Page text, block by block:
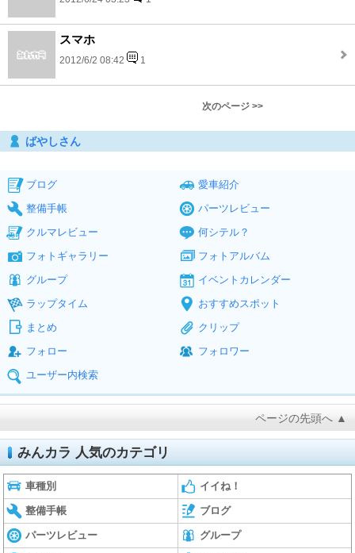
スマホ
2012/6/2 08:42 1
次のページ >>
ばやしさん
ブログ
愛車紹介
整備手帳
パーツレビュー
クルマレビュー
何シテル？
フォトギャラリー
フォトアルバム
グループ
イベントカレンダー
ラップタイム
おすすめスポット
まとめ
クリップ
フォロー
フォロワー
ユーザー内検索
ページの先頭へ ▲
みんカラ 人気のカテゴリ
車種別 イイね！
整備手帳 ブログ
パーツレビュー グループ